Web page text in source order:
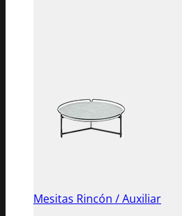
Mesitas Rincón / Auxiliar